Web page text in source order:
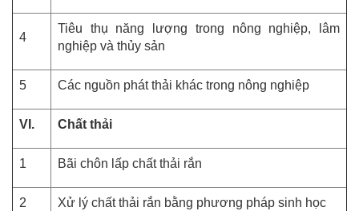
4
Tiêu thụ năng lượng trong nông nghiệp, lâm
nghiệp và thủy sản
5 Các nguồn phát thải khác trong nông nghiệp
VI. Chất thải
1 Bãi chôn lấp chất thải rắn
2 Xử lý chất thải rắn bằng phương pháp sinh học